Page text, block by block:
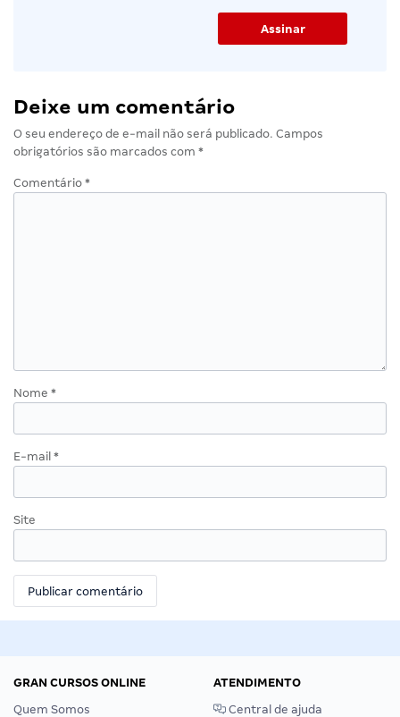
Deixe um comentário
O seu endereço de e-mail não será publicado. Campos
obrigatórios são marcados com *
Comentário *
Nome *
E-mail *
Site
GRAN CURSOS ONLINE
Quem Somos
ATENDIMENTO
Central de ajuda